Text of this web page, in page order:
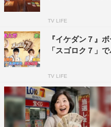
TV LIFE
『イケダン７』
「スゴロク７」
TV LIFE